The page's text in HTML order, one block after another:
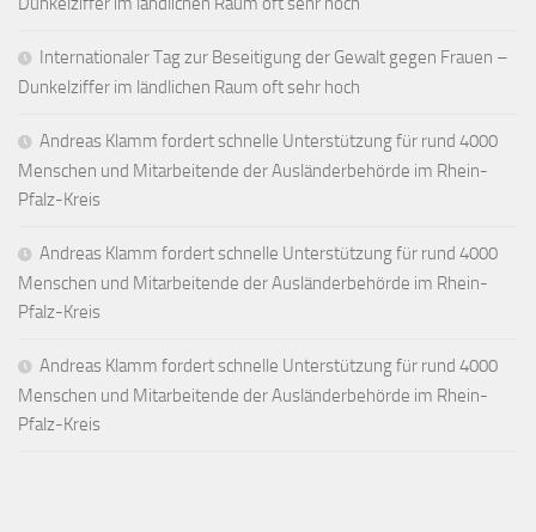
Internationaler Tag zur Beseitigung der Gewalt gegen Frauen –
Dunkelziffer im ländlichen Raum oft sehr hoch
Andreas Klamm fordert schnelle Unterstützung für rund 4000
Menschen und Mitarbeitende der Ausländerbehörde im Rhein-
Pfalz-Kreis
Andreas Klamm fordert schnelle Unterstützung für rund 4000
Menschen und Mitarbeitende der Ausländerbehörde im Rhein-
Pfalz-Kreis
Andreas Klamm fordert schnelle Unterstützung für rund 4000
Menschen und Mitarbeitende der Ausländerbehörde im Rhein-
Pfalz-Kreis